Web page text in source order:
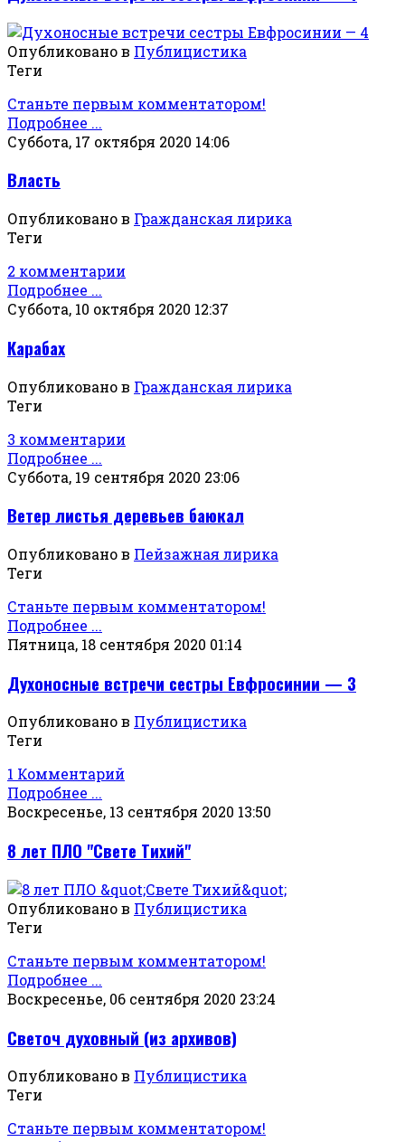
Опубликовано в Публицистика
Теги
Станьте первым комментатором!
Подробнее ...
Суббота, 17 октября 2020 14:06
Власть
Опубликовано в Гражданская лирика
Теги
2 комментарии
Подробнее ...
Суббота, 10 октября 2020 12:37
Карабах
Опубликовано в Гражданская лирика
Теги
3 комментарии
Подробнее ...
Суббота, 19 сентября 2020 23:06
Ветер листья деревьев баюкал
Опубликовано в Пейзажная лирика
Теги
Станьте первым комментатором!
Подробнее ...
Пятница, 18 сентября 2020 01:14
Духоносные встречи сестры Евфросинии — 3
Опубликовано в Публицистика
Теги
1 Комментарий
Подробнее ...
Воскресенье, 13 сентября 2020 13:50
8 лет ПЛО "Свете Тихий"
Опубликовано в Публицистика
Теги
Станьте первым комментатором!
Подробнее ...
Воскресенье, 06 сентября 2020 23:24
Светоч духовный (из архивов)
Опубликовано в Публицистика
Теги
Станьте первым комментатором!